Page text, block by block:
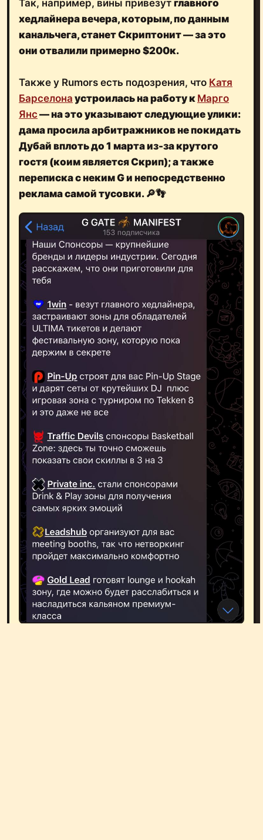
Так, например, вины привезут главного
хедлайнера вечера, которым, по данным
канальчега, станет Скриптонит — за это
они отвалили примерно $200к.
Также у Rumors есть подозрения, что Катя
Барселона устроилась на работу к Марго
Янс — на это указывают следующие улики:
дама просила арбитражников не покидать
Дубай вплоть до 1 марта из-за крутого
гостя (коим является Скрип); а также
переписка с неким G и непосредственно
реклама самой тусовки. 🔎👣